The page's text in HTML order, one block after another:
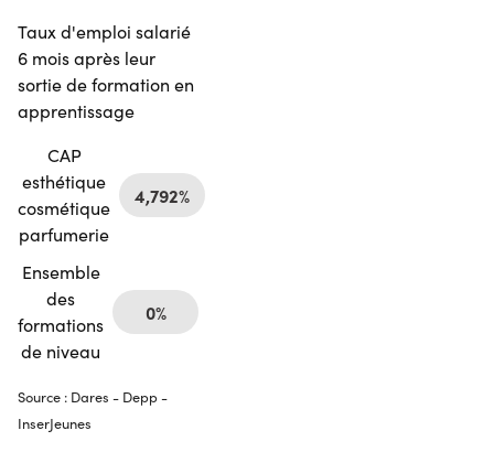
Taux d'emploi salarié
6 mois après leur
sortie de formation en
apprentissage
CAP
esthétique
cosmétique
parfumerie
4,792%
Ensemble
des
formations
de niveau
0%
Source : Dares - Depp -
InserJeunes